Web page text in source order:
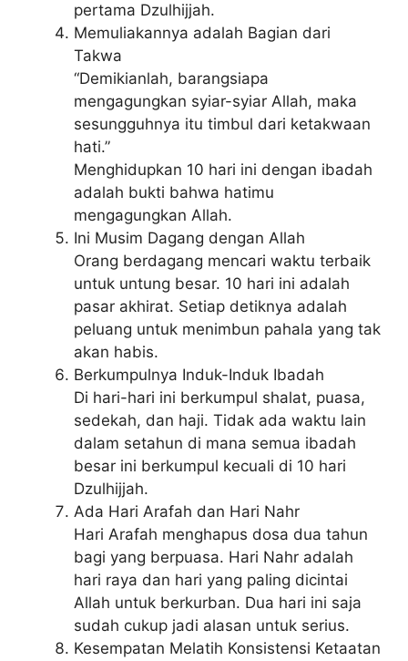
pertama Dzulhijjah.
Memuliakannya adalah Bagian dari
Takwa
“Demikianlah, barangsiapa
mengagungkan syiar-syiar Allah, maka
sesungguhnya itu timbul dari ketakwaan
hati.”
Menghidupkan 10 hari ini dengan ibadah
adalah bukti bahwa hatimu
mengagungkan Allah.
Ini Musim Dagang dengan Allah
Orang berdagang mencari waktu terbaik
untuk untung besar. 10 hari ini adalah
pasar akhirat. Setiap detiknya adalah
peluang untuk menimbun pahala yang tak
akan habis.
Berkumpulnya Induk-Induk Ibadah
Di hari-hari ini berkumpul shalat, puasa,
sedekah, dan haji. Tidak ada waktu lain
dalam setahun di mana semua ibadah
besar ini berkumpul kecuali di 10 hari
Dzulhijjah.
Ada Hari Arafah dan Hari Nahr
Hari Arafah menghapus dosa dua tahun
bagi yang berpuasa. Hari Nahr adalah
hari raya dan hari yang paling dicintai
Allah untuk berkurban. Dua hari ini saja
sudah cukup jadi alasan untuk serius.
Kesempatan Melatih Konsistensi Ketaatan